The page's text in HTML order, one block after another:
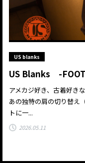
US blanks
US Blanks -
アメカジ好き、古着好き
あの独特の肩の切り替え
トに一...
2026.05.11